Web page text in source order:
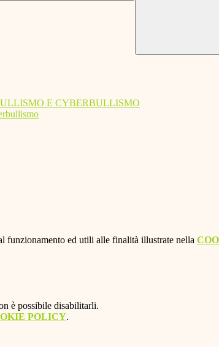
E CYBERBULLISMO
funzionamento ed utili alle finalità illustrate nella
è possibile disabilitarli.
POLICY.